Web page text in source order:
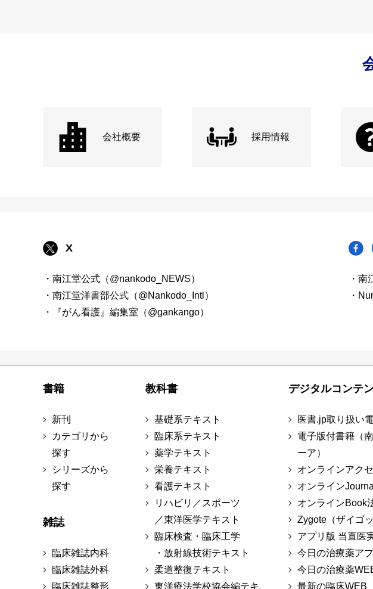
会社概要 採用情報
X
・南江堂公式（@nankodo_NEWS）
・南江堂洋書部公式（@Nankodo_Intl）
・『がん看護』編集室（@gankango）
・南
・
書籍
新刊
カテゴリから
探す
シリーズから
探す
雑誌
臨床雑誌内科
臨床雑誌外科
臨床雑誌整形
教科書
基礎系テキスト
臨床系テキスト
薬学テキスト
栄養テキスト
看護テキスト
リハビリ／スポーツ
／東洋医学テキスト
臨床検査・臨床工学
・放射線技術テキスト
柔道整復テキスト
東洋療法学校協会編テキ
デジタルコンテ
医書.jp取り扱い
電子版付書籍（
ーア）
オンラインアク
オンライン
オンラインBook
Zygote（ザイゴッ
アプリ版 当直医
今日の治療薬ア
今日の治療薬
最新の臨床WEB